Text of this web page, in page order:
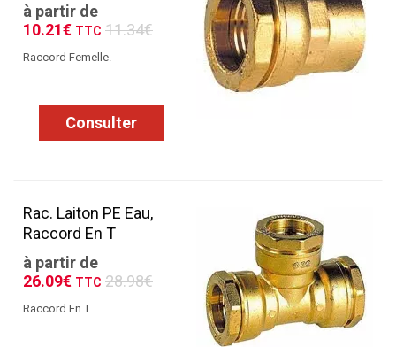
à partir de
10.21€ TTC 11.34€
Raccord Femelle.
Consulter
Rac. Laiton PE Eau,
Raccord En T
à partir de
26.09€ TTC 28.98€
Raccord En T.